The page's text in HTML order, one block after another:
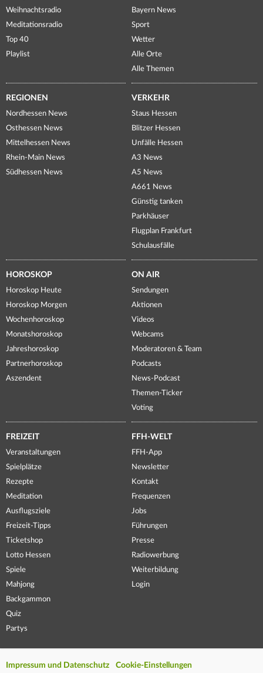
Weihnachtsradio
Meditationsradio
Top 40
Playlist
Bayern News
Sport
Wetter
Alle Orte
Alle Themen
REGIONEN
Nordhessen News
Osthessen News
Mittelhessen News
Rhein-Main News
Südhessen News
VERKEHR
Staus Hessen
Blitzer Hessen
Unfälle Hessen
A3 News
A5 News
A661 News
Günstig tanken
Parkhäuser
Flugplan Frankfurt
Schulausfälle
HOROSKOP
Horoskop Heute
Horoskop Morgen
Wochenhoroskop
Monatshoroskop
Jahreshoroskop
Partnerhoroskop
Aszendent
ON AIR
Sendungen
Aktionen
Videos
Webcams
Moderatoren & Team
Podcasts
News-Podcast
Themen-Ticker
Voting
FREIZEIT
Veranstaltungen
Spielplätze
Rezepte
Meditation
Ausflugsziele
Freizeit-Tipps
Ticketshop
Lotto Hessen
Spiele
Mahjong
Backgammon
Quiz
Partys
FFH-WELT
FFH-App
Newsletter
Kontakt
Frequenzen
Jobs
Führungen
Presse
Radiowerbung
Weiterbildung
Login
Impressum und Datenschutz Cookie-Einstellungen